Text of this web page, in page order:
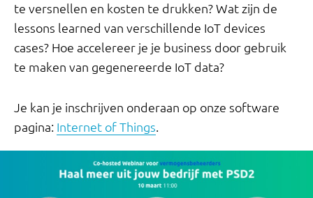
te versnellen en kosten te drukken? Wat zijn de
lessons learned van verschillende IoT devices
cases? Hoe accelereer je je business door gebruik
te maken van gegenereerde IoT data?
Je kan je inschrijven onderaan op onze software
pagina: Internet of Things